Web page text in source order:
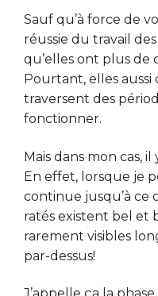
Sauf qu’à force de
réussie du travail
qu’elles ont plus de
Pourtant, elles
traversent des
fonctionner.
Mais dans mon cas,
En effet, lorsque je
continue jusqu’à ce
ratés existent bel et
rarement visibles
par-dessus!